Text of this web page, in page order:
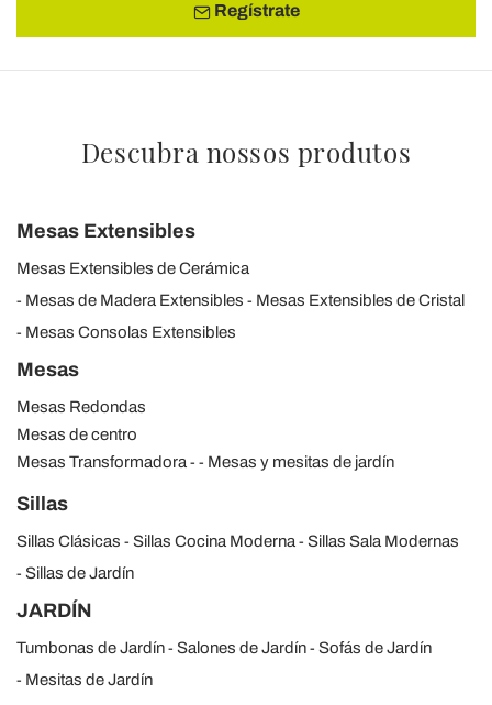
Regístrate
Descubra nossos produtos
Mesas Extensibles
Mesas Extensibles de Cerámica
Mesas de Madera Extensibles
Mesas Extensibles de Cristal
Mesas Consolas Extensibles
Mesas
Mesas Redondas
Mesas de centro
Mesas Transformadora
Mesas y mesitas de jardín
Sillas
Sillas Clásicas Sillas Cocina Moderna
Sillas Sala Modernas
Sillas de Jardín
JARDÍN
Tumbonas de Jardín Salones de Jardín
Sofás de Jardín
Mesitas de Jardín